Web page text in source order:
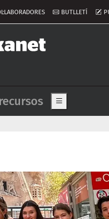
BUTLLETÍ
de
recursos Show main